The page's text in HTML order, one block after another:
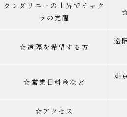
クンダリニーの上昇でチャク
ラの覚醒
☆遠隔を希望する方
遠
☆営業日料金など
東
☆アクセス